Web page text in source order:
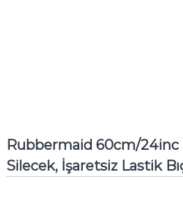
Rubbermaid 60cm/24inc
Silecek, İşaretsiz Lastik